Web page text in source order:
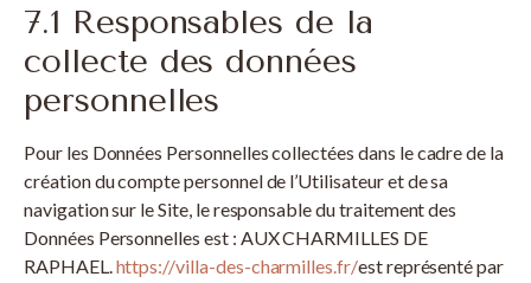
7.1 Responsables de la
collecte des données
personnelles
Pour les Données Personnelles collectées dans le cadre de la
création du compte personnel de l’Utilisateur et de sa
navigation sur le Site, le responsable du traitement des
Données Personnelles est : AUX CHARMILLES DE
RAPHAEL. https://villa-des-charmilles.fr/est représenté par